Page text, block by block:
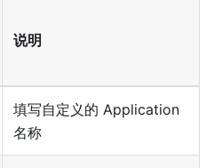
说明
填写自定义的 Application
名称